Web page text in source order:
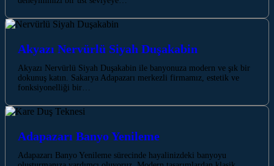
Akyazı Nervürlü Siyah Duşakabin
Akyazı Nervürlü Siyah Duşakabin ile banyonuza modern ve şık bir
dokunuş katın. Sakarya Adapazarı merkezli firmamız, estetik ve
fonksiyonelliği bir…
Adapazarı Banyo Yenileme
Adapazarı Banyo Yenileme sürecinde hayalinizdeki banyoyu